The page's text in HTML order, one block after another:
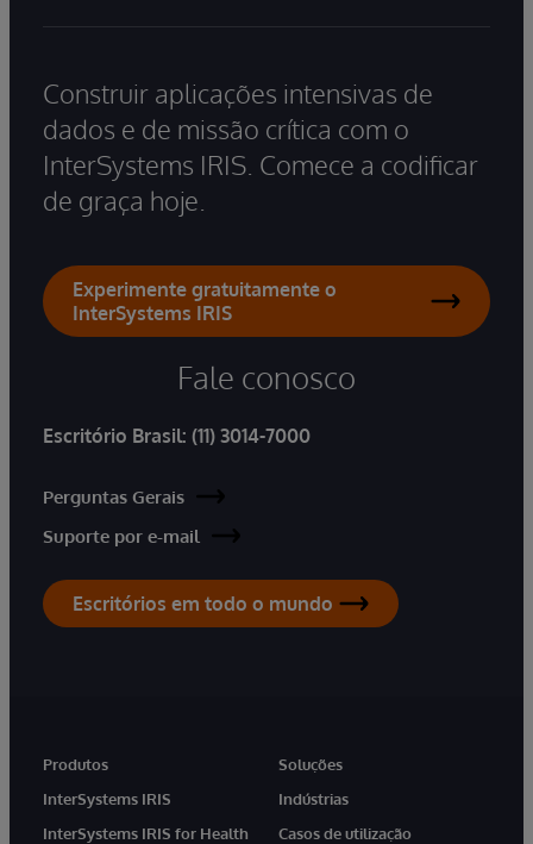
Construir aplicações intensivas de
dados e de missão crítica com o
InterSystems IRIS. Comece a codificar
de graça hoje.
Experimente gratuitamente o
InterSystems IRIS
Fale conosco
Escritório Brasil: (11) 3014-7000
Perguntas Gerais
Suporte por e-mail
Escritórios em todo o mundo
Produtos
InterSystems IRIS
InterSystems IRIS for Health
Soluções
Indústrias
Casos de utilização